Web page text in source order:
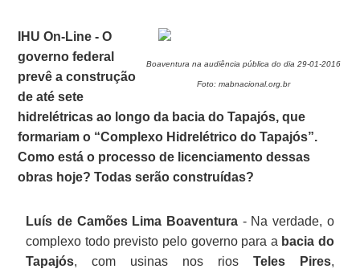
Boaventura na audiência pública do dia 29-01-2016
Foto: mabnacional.org.br
IHU On-Line - O
governo federal
prevê a construção
de até sete
hidrelétricas ao longo da bacia do Tapajós, que
formariam o “Complexo Hidrelétrico do Tapajós”.
Como está o processo de licenciamento dessas
obras hoje? Todas serão construídas?
Luís de Camões Lima Boaventura - Na verdade, o
complexo todo previsto pelo governo para a bacia do
Tapajós, com usinas nos rios Teles Pires,